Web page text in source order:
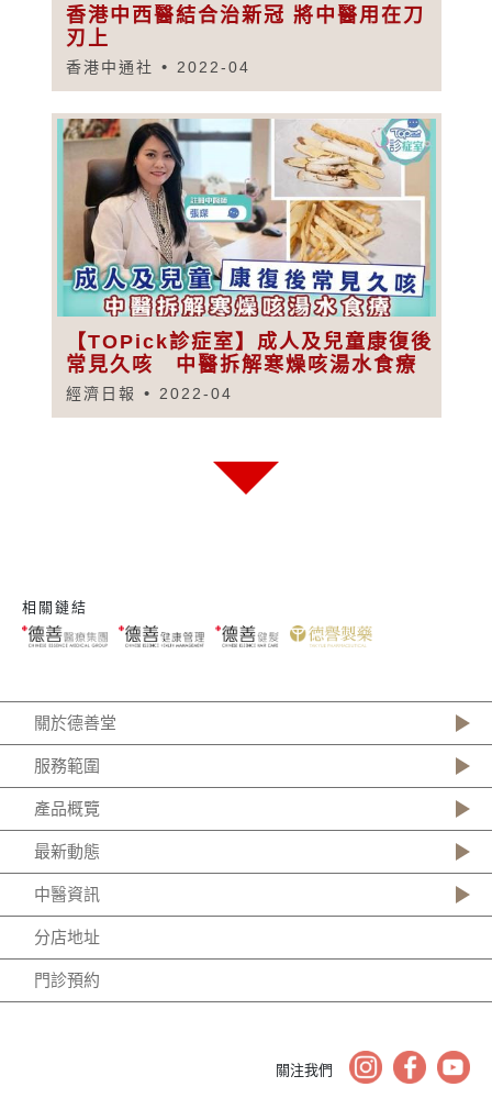
香港中西醫結合治新冠 將中醫用在刀
刃上
香港中通社 2022-04
【TOPick診症室】成人及兒童康復後
常見久咳 中醫拆解寒燥咳湯水食療
經濟日報 2022-04
相關鏈結
關於德善堂
服務範圍
產品概覽
最新動態
中醫資訊
分店地址
門診預約
關注我們